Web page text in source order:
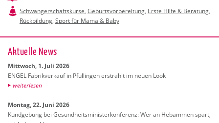
Schwangerschaftskurse, Geburtsvorbereitung, Erste Hilfe & Beratung,
Rückbildung, Sport für Mama & Baby
Ak­tu­el­le News
Mitt­woch, 1. Juli 2026
ENGEL Fa­brik­ver­kauf in Pful­lin­gen er­strahlt im neuen Look
wei­ter­le­sen
Mon­tag, 22. Juni 2026
Kund­ge­bung bei Ge­sund­heits­mi­nis­ter­kon­fe­renz: Wer an Heb­am­men spart,